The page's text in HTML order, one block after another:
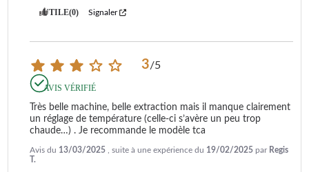
UTILE(0) Signaler
3/5
AVIS VÉRIFIÉ
Très belle machine, belle extraction mais il manque clairement
un réglage de température (celle-ci s’avère un peu trop
chaude…) . Je recommande le modèle tca
Avis du 13/03/2025 , suite à une expérience du 19/02/2025 par Regis
T.